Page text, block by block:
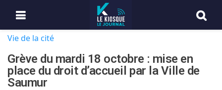
Vie de la cité
Grève du mardi 18 octobre : mise en
place du droit d’accueil par la Ville de
Saumur